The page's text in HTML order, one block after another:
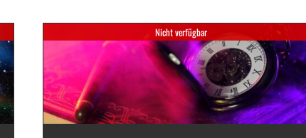
Nicht verfügbar
IN DEN WARENKORB / DETAILS